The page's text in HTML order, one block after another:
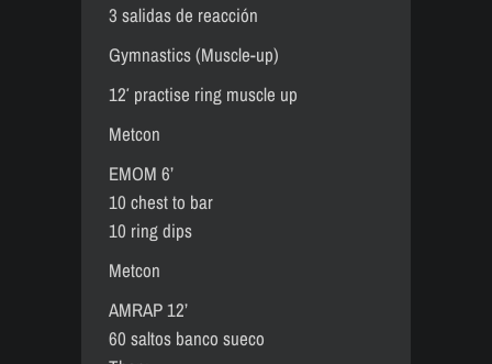
3 salidas de reacción
Gymnastics (Muscle-up)
12′ practise ring muscle up
Metcon
EMOM 6’
10 chest to bar
10 ring dips
Metcon
AMRAP 12’
60 saltos banco sueco